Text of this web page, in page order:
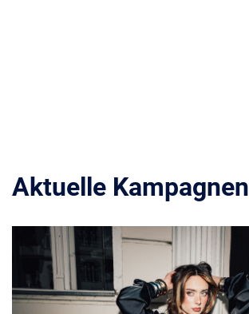
Aktuelle Kampagnen